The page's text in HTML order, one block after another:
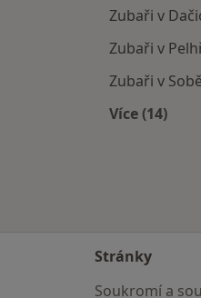
Zubaři v
Zubaři v
Zubaři v
Více (14)
Stránky
Soukromí a